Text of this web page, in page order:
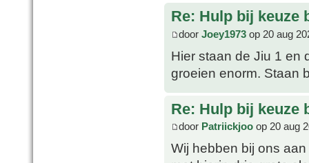
Re: Hulp bij keuze
door Joey1973 op 20 aug
Hier staan de Jiu 1 en
groeien enorm. Staan
Re: Hulp bij keuze
door Patriickjoo op 20 aug
Wij hebben bij ons